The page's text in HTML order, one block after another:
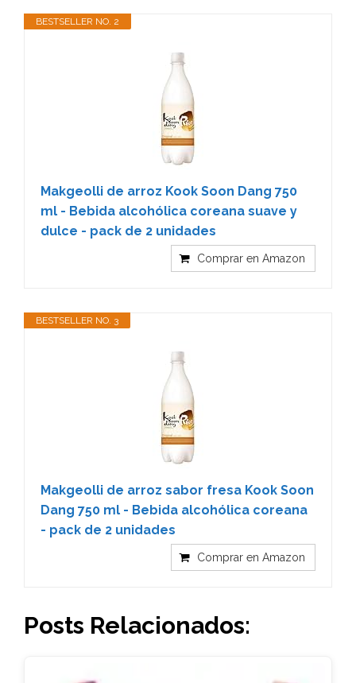
BESTSELLER NO. 2
Makgeolli de arroz Kook Soon Dang 750
ml - Bebida alcohólica coreana suave y
dulce - pack de 2 unidades
Comprar en Amazon
BESTSELLER NO. 3
Makgeolli de arroz sabor fresa Kook Soon
Dang 750 ml - Bebida alcohólica coreana
- pack de 2 unidades
Comprar en Amazon
Posts Relacionados: